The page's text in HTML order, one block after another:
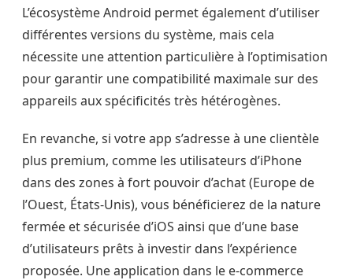
L’écosystème Android permet également d’utiliser
différentes versions du système, mais cela
nécessite une attention particulière à l’optimisation
pour garantir une compatibilité maximale sur des
appareils aux spécificités très hétérogènes.
En revanche, si votre app s’adresse à une clientèle
plus premium, comme les utilisateurs d’iPhone
dans des zones à fort pouvoir d’achat (Europe de
l’Ouest, États-Unis), vous bénéficierez de la nature
fermée et sécurisée d’iOS ainsi que d’une base
d’utilisateurs prêts à investir dans l’expérience
proposée. Une application dans le e-commerce